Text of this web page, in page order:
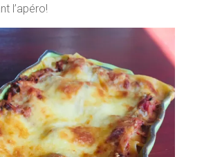
l’apéro!